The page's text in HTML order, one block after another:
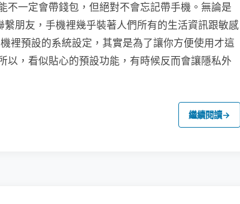
不一定會帶錢包，但絕對不會忘記帶手機。無論是
朋友，手機裡幾乎裝著人們所有的生活資訊跟敏感
裡預設的系統設定，其實是為了讓你方便使用才這
以，看似貼心的預設功能，有時候反而會讓隱私外
繼續閱讀→